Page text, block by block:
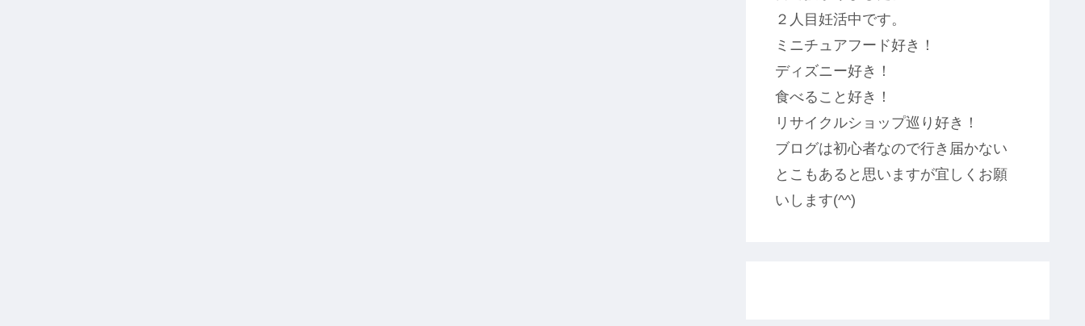
２人目妊活中です。
ミニチュアフード好き！
ディズニー好き！
食べること好き！
リサイクルショップ巡り好き！
ブログは初心者なので行き届かない
とこもあると思いますが宜しくお願
いします(^^)